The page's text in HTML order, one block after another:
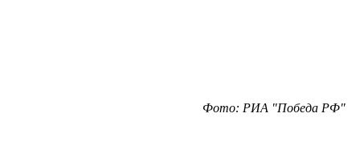
Фото: РИА "Победа РФ"